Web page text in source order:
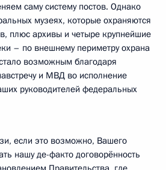
саму систему постов. Однако
музеях, которые охраняются
плюс архивы и четыре крупнейшие
– по внешнему периметру охрана
возможным благодаря
и МВД во исполнение
руководителей федеральных
если это возможно, Вашего
нашу де-факто договорённость